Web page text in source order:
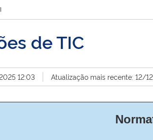
de TIC
12:03 Atualização mais recente: 12/